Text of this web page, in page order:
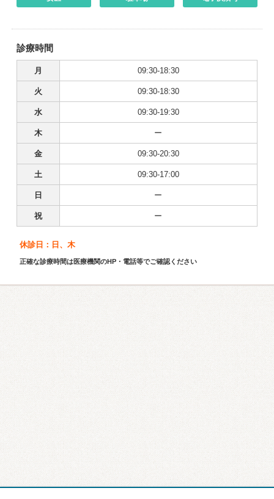
診療時間
月 09:30-18:30
火 09:30-18:30
水 09:30-19:30
木 ー
金 09:30-20:30
土 09:30-17:00
日 ー
祝 ー
休診日：日、木
正確な診療時間は医療機関のHP・電話等でご確認ください